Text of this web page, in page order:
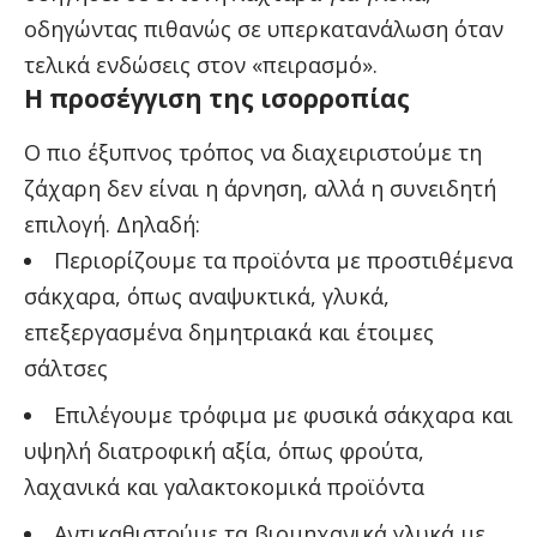
οδηγώντας πιθανώς σε υπερκατανάλωση όταν
τελικά ενδώσεις στον «πειρασμό».
Η προσέγγιση της ισορροπίας
Ο πιο έξυπνος τρόπος να διαχειριστούμε τη
ζάχαρη δεν είναι η άρνηση, αλλά η συνειδητή
επιλογή. Δηλαδή:
Περιορίζουμε τα προϊόντα με προστιθέμενα
σάκχαρα, όπως αναψυκτικά, γλυκά,
επεξεργασμένα δημητριακά και έτοιμες
σάλτσες
Επιλέγουμε τρόφιμα με φυσικά σάκχαρα και
υψηλή διατροφική αξία, όπως φρούτα,
λαχανικά και γαλακτοκομικά προϊόντα